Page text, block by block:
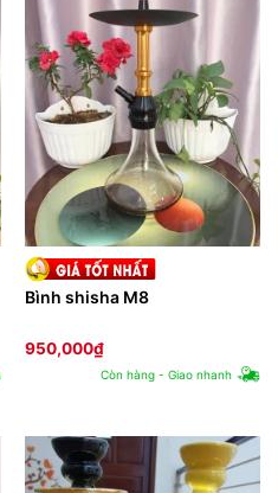
Bình shisha M8
950,000₫
Còn hàng - Giao nhanh